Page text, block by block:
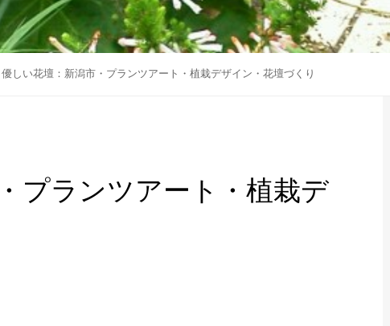
優しい花壇：新潟市・プランツアート・植栽デザイン・花壇づくり
プランツアート・植栽デ